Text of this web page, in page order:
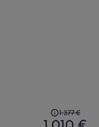
Der
Preis
1.377 €